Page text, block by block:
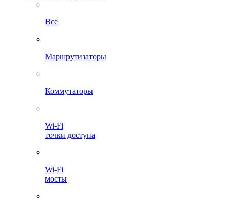
Все
Маршрутизаторы
Коммутаторы
Wi-Fi
точки доступа
Wi-Fi
мосты